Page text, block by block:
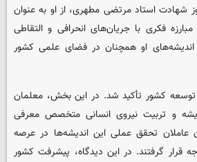
شهادت استاد مرتضی مطهری، از او به عنوان
فکری با جریان‌های انحرافی و التقاطی
او همچنان در فضای علمی کشور
توسعه کشور تأکید شد. در این بخش، معلمان
و تربیت نیروی انسانی متخصص معرفی
عاملان تحقق عملی این اندیشه‌ها در عرصه
قرار گرفتند. در این دیدگاه، پیشرفت کشور